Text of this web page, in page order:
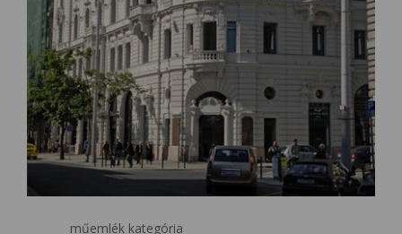
műemlék kategória